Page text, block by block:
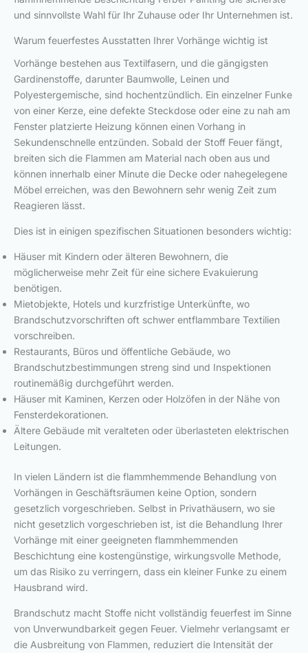
und sinnvollste Wahl für Ihr Zuhause oder Ihr Unternehmen ist.
Warum feuerfestes Ausstatten Ihrer Vorhänge wichtig ist
Vorhänge bestehen aus Textilfasern, und die gängigsten
Gardinenstoffe, darunter Baumwolle, Leinen und
Polyestergemische, sind hochentzündlich. Ein einzelner Funke
von einer Kerze, eine defekte Steckdose oder eine zu nah am
Fenster platzierte Heizung können einen Vorhang in
Sekundenschnelle entzünden. Sobald der Stoff Feuer fängt,
breiten sich die Flammen am Material nach oben aus und
können innerhalb einer Minute die Decke oder nahegelegene
Möbel erreichen, was den Bewohnern sehr wenig Zeit zum
Reagieren lässt.
Dies ist in einigen spezifischen Situationen besonders wichtig:
Häuser mit Kindern oder älteren Bewohnern, die
möglicherweise mehr Zeit für eine sichere Evakuierung
benötigen.
Mietobjekte, Hotels und kurzfristige Unterkünfte, wo
Brandschutzvorschriften oft schwer entflammbare Textilien
vorschreiben.
Restaurants, Büros und öffentliche Gebäude, wo
Brandschutzbestimmungen streng sind und Inspektionen
routinemäßig durchgeführt werden.
Häuser mit Kaminen, Kerzen oder Holzöfen in der Nähe von
Fensterdekorationen.
Ältere Gebäude mit veralteten oder überlasteten elektrischen
Leitungen.
In vielen Ländern ist die flammhemmende Behandlung von
Vorhängen in Geschäftsräumen keine Option, sondern
gesetzlich vorgeschrieben. Selbst in Privathäusern, wo sie
nicht gesetzlich vorgeschrieben ist, ist die Behandlung Ihrer
Vorhänge mit einer geeigneten flammhemmenden
Beschichtung eine kostengünstige, wirkungsvolle Methode,
um das Risiko zu verringern, dass ein kleiner Funke zu einem
Hausbrand wird.
Brandschutz macht Stoffe nicht vollständig feuerfest im Sinne
von Unverwundbarkeit gegen Feuer. Vielmehr verlangsamt er
die Ausbreitung von Flammen, reduziert die Intensität der